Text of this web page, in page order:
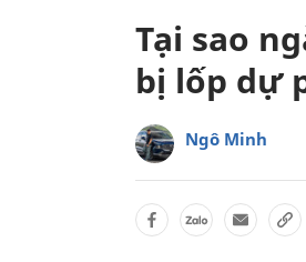
Tại sao
bị lốp dự
Ngô Minh